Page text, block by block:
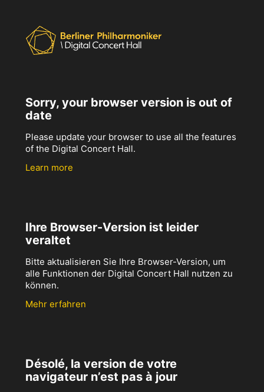
Sorry, your browser version is out of
date
Please update your browser to use all the features
of the Digital Concert Hall.
Learn more
Ihre Browser-Version ist leider
veraltet
Bitte aktualisieren Sie Ihre Browser-Version, um
alle Funktionen der Digital Concert Hall nutzen zu
können.
Mehr erfahren
Désolé, la version de votre
navigateur n’est pas à jour